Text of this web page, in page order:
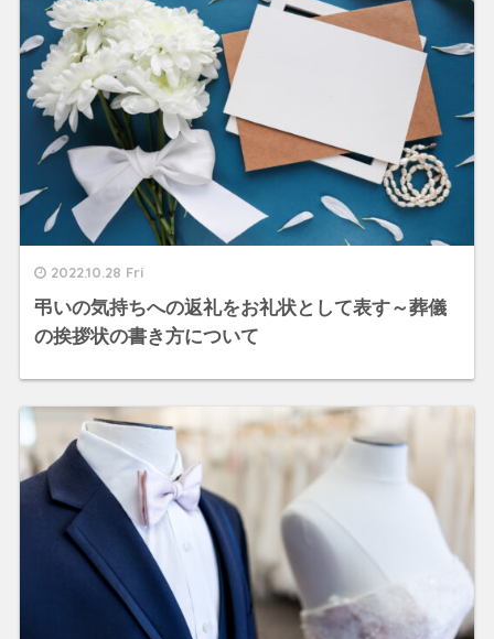
2022.10.28 Fri
弔いの気持ちへの返礼をお礼状として表す～葬儀
の挨拶状の書き方について